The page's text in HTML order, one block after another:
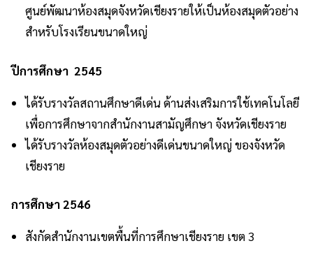
ศูนย์พัฒนาห้องสมุดจังหวัดเชียงรายให้เป็นห้องสมุดตัวอย่าง
สำหรับโรงเรียนขนาดใหญ่
ปีการศึกษา 2545
ได้รับรางวัลสถานศึกษาดีเด่น ด้านส่งเสริมการใช้เทคโนโลยี
เพื่อการศึกษาจากสำนักงานสามัญศึกษา จังหวัดเชียงราย
ได้รับรางวัลห้องสมุดตัวอย่างดีเด่นขนาดใหญ่ ของจังหวัด
เชียงราย
การศึกษา 2546
สังกัดสำนักงานเขตพื้นที่การศึกษาเชียงราย เขต 3